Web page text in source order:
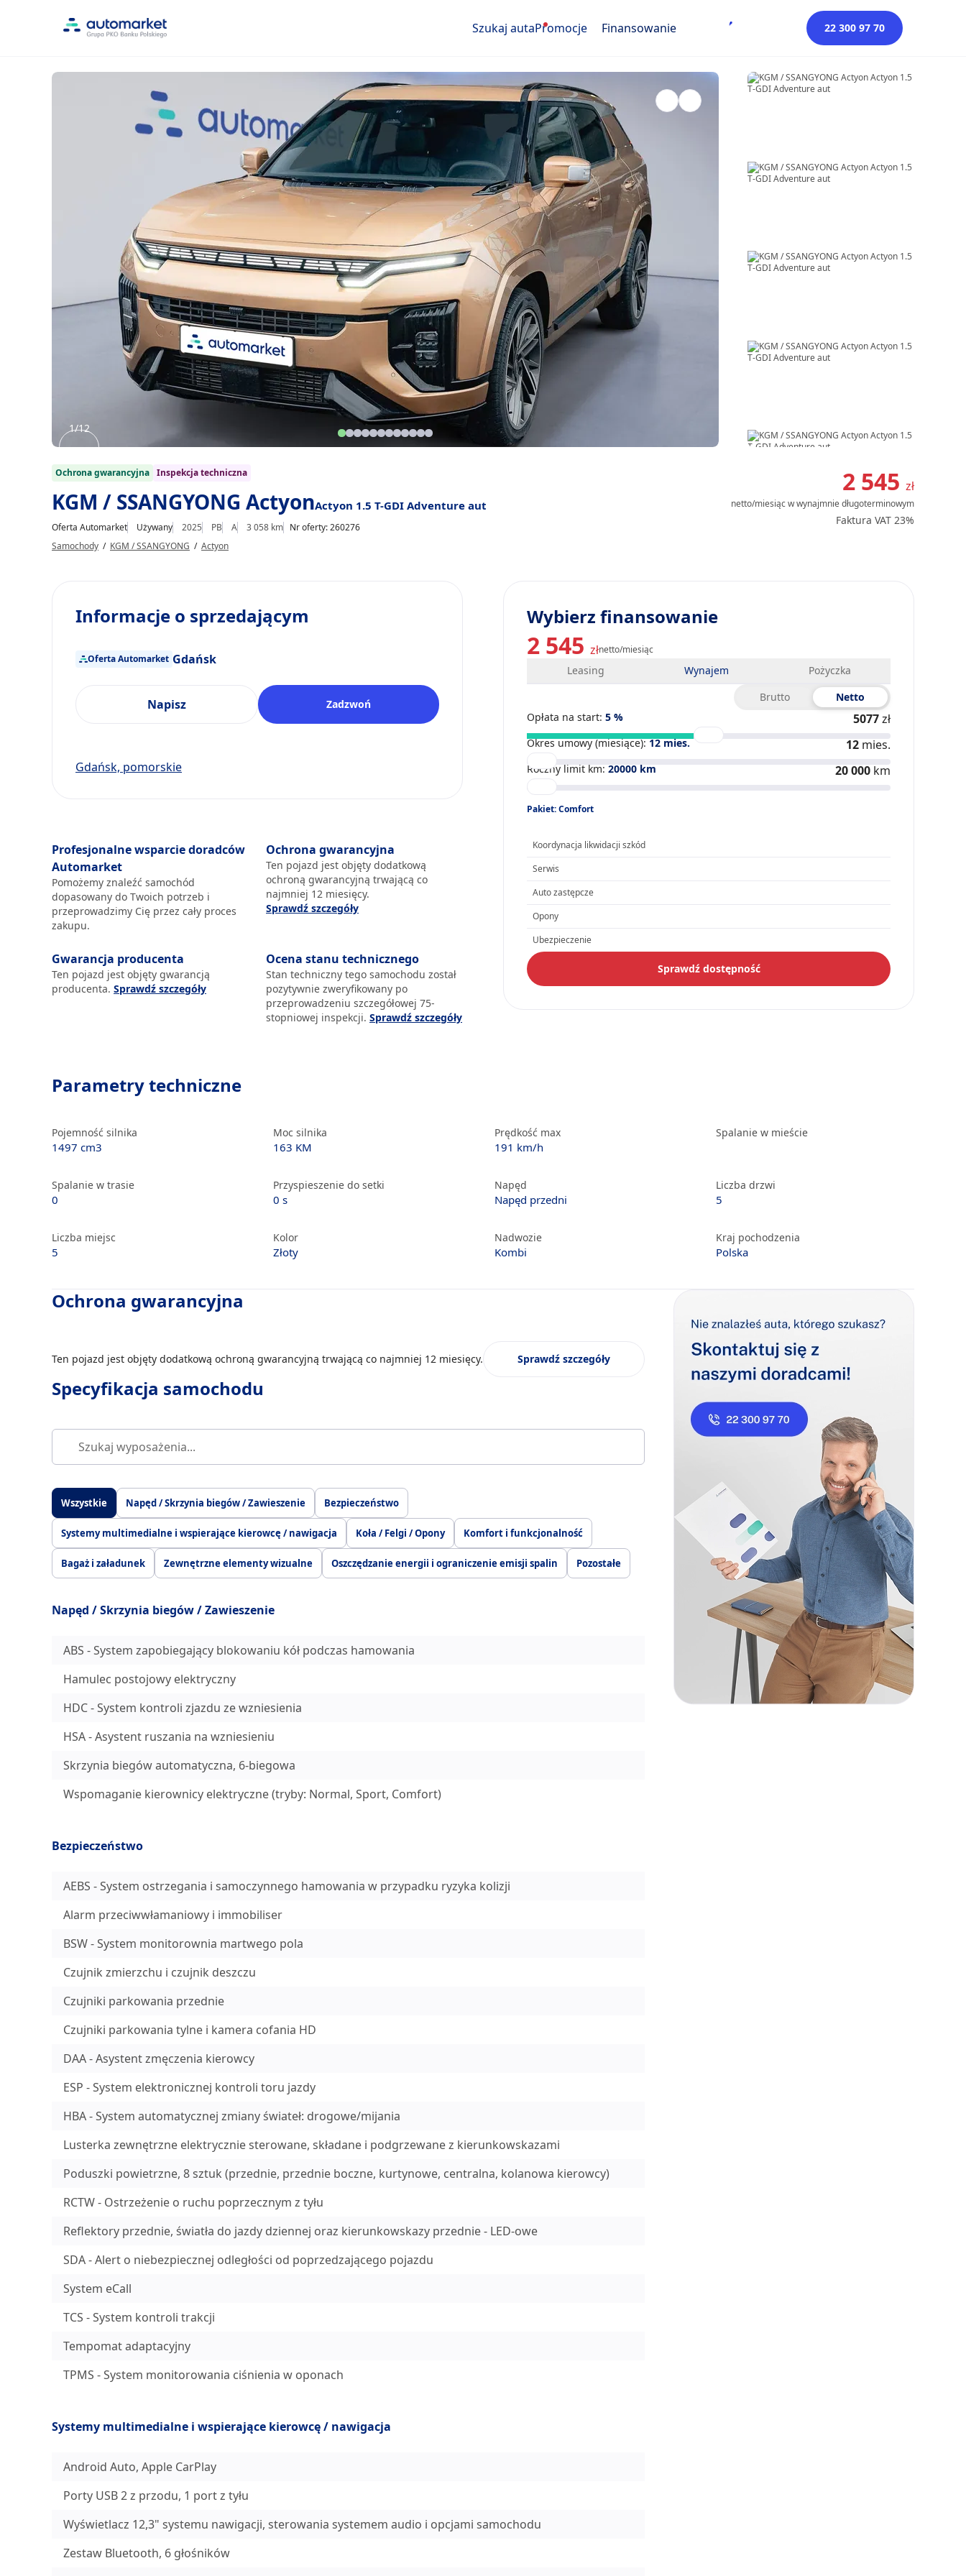
Szukaj autaPromocje Finansowanie 22 300 97 70
1
12
1/12
12
Ochrona gwarancyjna Inspekcja techniczna
KGM / SSANGYONG ActyonActyon 1.5 T-GDI Adventure aut
Oferta Automarket Używany 2025 PB A 3 058 km Nr oferty: 260276
Samochody / KGM / SSANGYONG / Actyon
2 545 zł
netto/miesiącw wynajmnie długoterminowym
Faktura VAT 23%
Wybierz finansowanie
2 545 złnetto/miesiąc
Leasing Wynajem
Pożyczka
Brutto
Netto
Opłata na start: 5 % 5077zł
Okres umowy (miesiące):12mies. 12 mies.
Roczny limit km: 20000 km 20 000 km
Pakiet: Comfort
Koordynacja likwidacji szkód
Serwis
Auto zastępcze
Opony
Ubezpieczenie
Sprawdź dostępność
Profesjonalne wsparcie doradców
Automarket
Pomożemy znaleźć samochód
dopasowany do Twoich potrzeb i
przeprowadzimy Cię przez cały proces
zakupu.
Ochrona gwarancyjna
Ten pojazd jest objęty dodatkową
ochroną gwarancyjną trwającą co
najmniej 12 miesięcy.
Sprawdź szczegóły
Gwarancja producenta
Ten pojazd jest objęty gwarancją
producenta. Sprawdź szczegóły
Ocena stanu technicznego
Stan techniczny tego samochodu został
pozytywnie zweryfikowany po
przeprowadzeniu szczegółowej 75-
stopniowej inspekcji. Sprawdź szczegóły
Parametry techniczne
Pojemność silnika
1497 cm3
Moc silnika
163 KM
Prędkość max
191 km/h
Spalanie w mieście
Spalanie w trasie
0
Przyspieszenie do setki
0 s
Napęd
Napęd przedni
Liczba drzwi
5
Liczba miejsc
5
Kolor
Złoty
Nadwozie
Kombi
Kraj pochodzenia
Polska
Ochrona gwarancyjna
Ten pojazd jest objęty dodatkową ochroną gwarancyjną trwającą co najmniej 12 miesięcy. Sprawdź szczegóły
Specyfikacja samochodu
Wszystkie Napęd / Skrzynia biegów / Zawieszenie Bezpieczeństwo
Systemy multimedialne i wspierające kierowcę / nawigacja Koła / Felgi / Opony Komfort i funkcjonalność
Bagaż i załadunek Zewnętrzne elementy wizualne Oszczędzanie energii i ograniczenie emisji spalin Pozostałe
Napęd / Skrzynia biegów / Zawieszenie
ABS - System zapobiegający blokowaniu kół podczas hamowania
Hamulec postojowy elektryczny
HDC - System kontroli zjazdu ze wzniesienia
HSA - Asystent ruszania na wzniesieniu
Skrzynia biegów automatyczna, 6-biegowa
Wspomaganie kierownicy elektryczne (tryby: Normal, Sport, Comfort)
Bezpieczeństwo
AEBS - System ostrzegania i samoczynnego hamowania w przypadku ryzyka kolizji
Alarm przeciwwłamaniowy i immobiliser
BSW - System monitorownia martwego pola
Czujnik zmierzchu i czujnik deszczu
Czujniki parkowania przednie
Czujniki parkowania tylne i kamera cofania HD
DAA - Asystent zmęczenia kierowcy
ESP - System elektronicznej kontroli toru jazdy
HBA - System automatycznej zmiany świateł: drogowe/mijania
Lusterka zewnętrzne elektrycznie sterowane, składane i podgrzewane z kierunkowskazami
Poduszki powietrzne, 8 sztuk (przednie, przednie boczne, kurtynowe, centralna, kolanowa kierowcy)
RCTW - Ostrzeżenie o ruchu poprzecznym z tyłu
Reflektory przednie, światła do jazdy dziennej oraz kierunkowskazy przednie - LED-owe
SDA - Alert o niebezpiecznej odległości od poprzedzającego pojazdu
System eCall
TCS - System kontroli trakcji
Tempomat adaptacyjny
TPMS - System monitorowania ciśnienia w oponach
Systemy multimedialne i wspierające kierowcę / nawigacja
Android Auto, Apple CarPlay
Porty USB 2 z przodu, 1 port z tyłu
Wyświetlacz 12,3" systemu nawigacji, sterowania systemem audio i opcjami samochodu
Zestaw Bluetooth, 6 głośników
Informacje o sprzedającym
Oferta Automarket Gdańsk
Napisz Zadzwoń
Gdańsk, pomorskie